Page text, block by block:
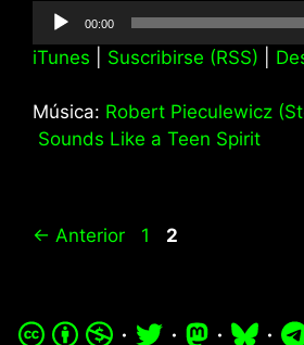
Reproductor
de
audio
00:00
iTunes Suscribirse (RSS)
Música: Robert Pieculewicz
Sounds Like a Teen Spirit
← Anterior Página
1 Página
2
· · · ·